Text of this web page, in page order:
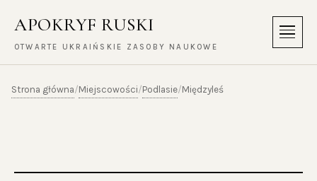
APOKRYF RUSKI
OTWARTE UKRAIŃSKIE ZASOBY NAUKOWE
Menu
Strona główna/Miejscowości/Podlasie/Międzyleś